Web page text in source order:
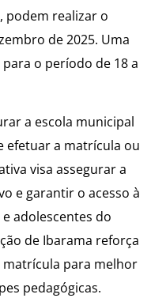
podem realizar o
de 2025. Uma
o período de 18 a
a escola municipal
efetuar a matrícula ou
visa assegurar a
e garantir o acesso à
adolescentes do
de Ibarama reforça
para melhor
pedagógicas.